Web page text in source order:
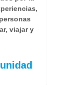
viajar y